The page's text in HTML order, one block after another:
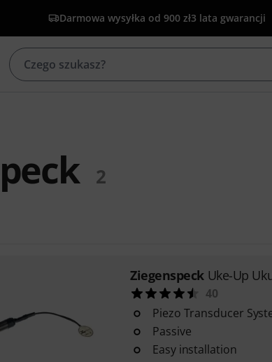
Darmowa wysyłka od 900 zł3 lata gwarancji
2
Ziegenspeck Uke-Up
40
Piezo Transducer
Passive
Easy installation